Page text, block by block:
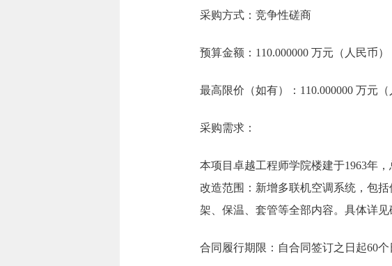
采购方式：竞争性磋商
预算金额：110.000000 万元（人民币）
最高限价（如有）：110.000000 万元（
采购需求：
本项目卓越工程师学院楼建于1963年
改造范围：新增多联机空调系统，包
架、保温、套管等全部内容。具体详
合同履行期限：自合同签订之日起60